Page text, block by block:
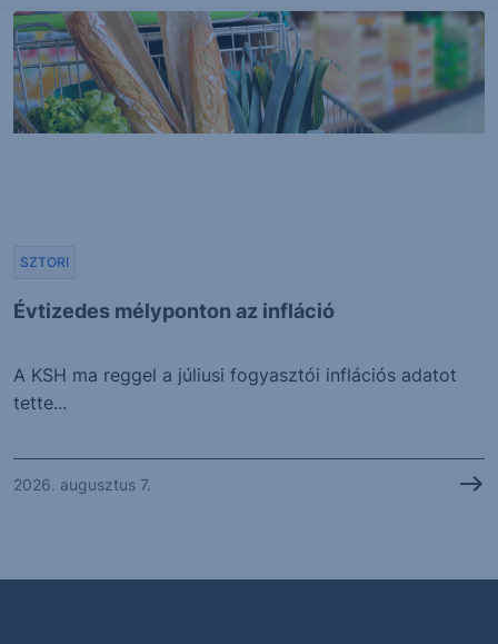
Évtizedes mélyponton az infláció
SZTORI
A KSH ma reggel a júliusi fogyasztói inflációs adatot
tette...
2026. augusztus 7.